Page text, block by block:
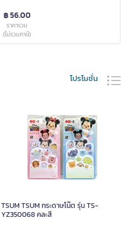
฿ 56.00
ราคารวม
(ไม่รวมภาษี)
โปรโมชั่น
TSUM TSUM กระดาษโน๊ต รุ่น TS-
YZ350068 คละสี